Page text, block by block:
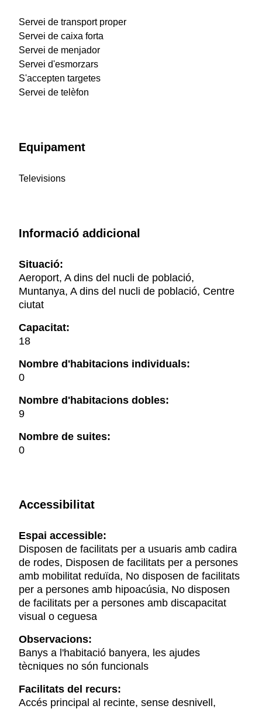
Servei de transport proper
Servei de caixa forta
Servei de menjador
Servei d'esmorzars
S'accepten targetes
Servei de telèfon
Equipament
Televisions
Informació addicional
Situació:
Aeroport, A dins del nucli de població,
Muntanya, A dins del nucli de població, Centre
ciutat
Capacitat:
18
Nombre d'habitacions individuals:
0
Nombre d'habitacions dobles:
9
Nombre de suites:
0
Accessibilitat
Espai accessible:
Disposen de facilitats per a usuaris amb cadira
de rodes, Disposen de facilitats per a persones
amb mobilitat reduïda, No disposen de facilitats
per a persones amb hipoacúsia, No disposen
de facilitats per a persones amb discapacitat
visual o ceguesa
Observacions:
Banys a l'habitació banyera, les ajudes
tècniques no són funcionals
Facilitats del recurs:
Accés principal al recinte, sense desnivell,